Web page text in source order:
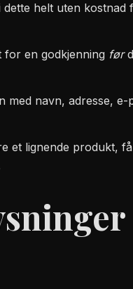
helt uten kostnad
for en godkjenning før
med navn, adresse,
et lignende produkt,